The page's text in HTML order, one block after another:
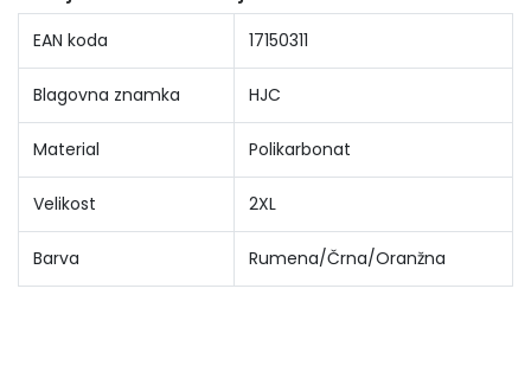
EAN koda 17150311
Blagovna znamka HJC
Material Polikarbonat
Velikost 2XL
Barva Rumena/Črna/Oranžna